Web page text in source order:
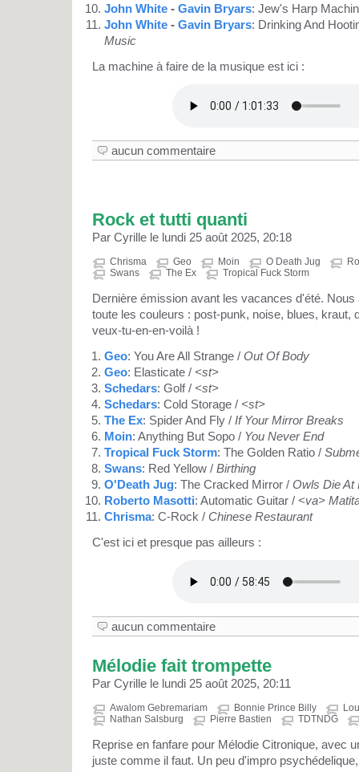
John White - Gavin Bryars: Jew's Harp
John White - Gavin Bryars: Drinking And
Music
La machine à faire de la musique est ici :
aucun commentaire
Rock et tutti quanti
Par Cyrille le lundi 25 août 2025, 20:18
Chrisma Geo Moin O Death Jug
Swans
The Ex Tropical Fuck Storm
Dernière émission avant les vacances d'été.
toute les couleurs : post-punk, noise, blues, kraut,
veux-tu-en-en-voilà !
Geo: You Are All Strange / Out Of Body
Geo: Elasticate / <st>
Schedars: Golf / <st>
Schedars: Cold Storage / <st>
The Ex: Spider And Fly / If Your Mirror Breaks
Moin: Anything But Sopo / You Never End
Tropical Fuck Storm: The Golden Ratio /
Swans: Red Yellow / Birthing
O'Death Jug: The Cracked Mirror / Owls Die At
Roberto Masotti: Automatic Guitar / <va>
Chrisma: C-Rock / Chinese Restaurant
C'est ici et presque pas ailleurs :
aucun commentaire
Mélodie fait trompette
Par Cyrille le lundi 25 août 2025, 20:11
Awalom Gebremariam Bonnie Prince Billy
Nathan Salsburg
Pierre Bastien TDTNDG
Reprise en fanfare pour Mélodie Citronique, avec
juste comme il faut. Un peu d'impro